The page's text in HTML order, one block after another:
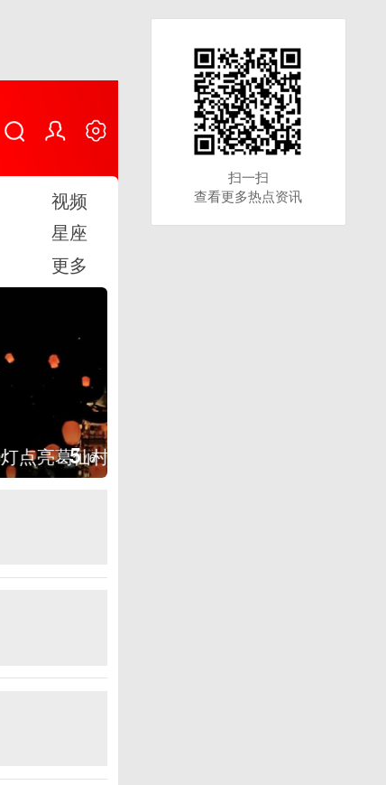
视频
星座
更多
5/6
扫一扫
查看更多热点资讯
扫一扫
查看更多热点资讯